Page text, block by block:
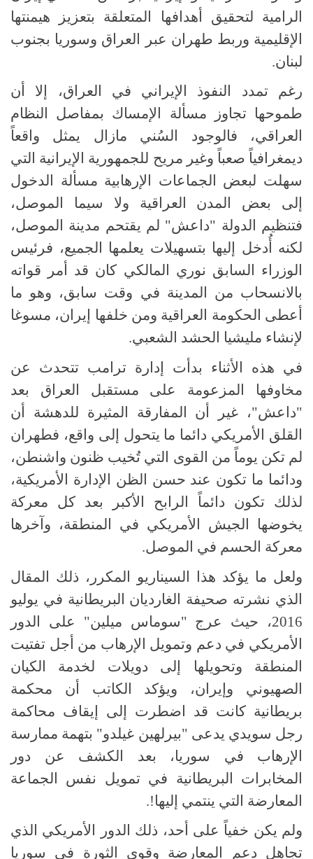
الرامية لتحقيق أهدافها المتعلقة بتعزيز هيمنتها
الإقليمية وربط طهران عبر العراق وسوريا بجنوب
لبنان.
رغم تمدد النفوذ الإيراني في العراق، إلا أن
طموحها تجاوز مسألة الإمساك بمفاصل النظام
العراقي، فالوجود السُني مازال يمثل واقعاً
ديمغرافياً صعباً وغير مريح للجمهورية الإيرانية التي
سهلت لبعض الجماعات الإرهابية مسألة الدخول
إلى بعض المدن العراقية ولا سيما الموصل،
فتنظيم الدولة "داعش" لم يقتحم مدينة الموصل،
لكنه أُدخل إليها بتسهيلات يعلمها الجميع، فرئيس
الوزراء السابق نوري المالكي كان قد أمر قواته
بالانسحاب من المدينة في وقت سابق، وهو ما
عطى الحكومة العراقية ومن خلفها إيران، مسوغا
لإنشاء مليشيا الحشد الشعبي.
في هذه الأثناء بدأت إدارة ترامب تتحدث عن
مخاوفها المزعومة على مستقبل العراق بعد
"داعش"، غير أن المفارقة المثيرة للدهشة أن
القلق الأمريكي دائما ما يتحول إلى واقع، فطهران
لم تكن يوماً من القوى التي تُخيب ظنون واشنطن،
ودائما ما تكون عند حسن الظن الإدارة الأمريكية،
لذلك تكون دائماً الرابح الأكبر بعد كل معركة
يخوضها الجيش الأمريكي في المنطقة، وآخرها
معركة الحسم في الموصل.
ولعل ما يؤكد هذا السيناريو المكرر، ذلك المقال
الذي نشرته صحيفة الغارديان البريطانية في يوليو
2016، حيث عرج "سوماس ميلين" على الدور
الأمريكي في دعم وتمويل الإرهاب من أجل تفتيت
المنطقة وتحويلها إلى دويلات لخدمة الكيان
الصهيوني وإيران، ويؤكد الكاتب أن محكمة
بريطانية كانت قد اضطرت إلى إيقاف محاكمة
رجل سويدي يدعى "بيرلهين غيلدو" بتهمة ممارسة
الإرهاب في سوريا، بعد الكشف عن دور
المخابرات البريطانية في تمويل نفس الجماعة
المعارضة التي ينتمي إليها!.
ولم يكن خفياً على أحد، ذلك الدور الأمريكي الذي
تجاهل دعم المعارضة وقوى الثورة في سوريا